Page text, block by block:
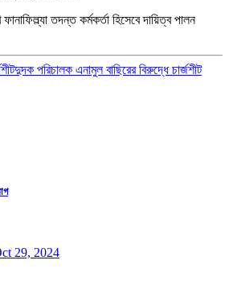
তদন্ত কর্মকর্তা হিসেবে দায়িত্ব পালন
দুদক পরিচালক এনামুল বাছিরের বিরুদ্ধে চার্জশীট
29, 2024